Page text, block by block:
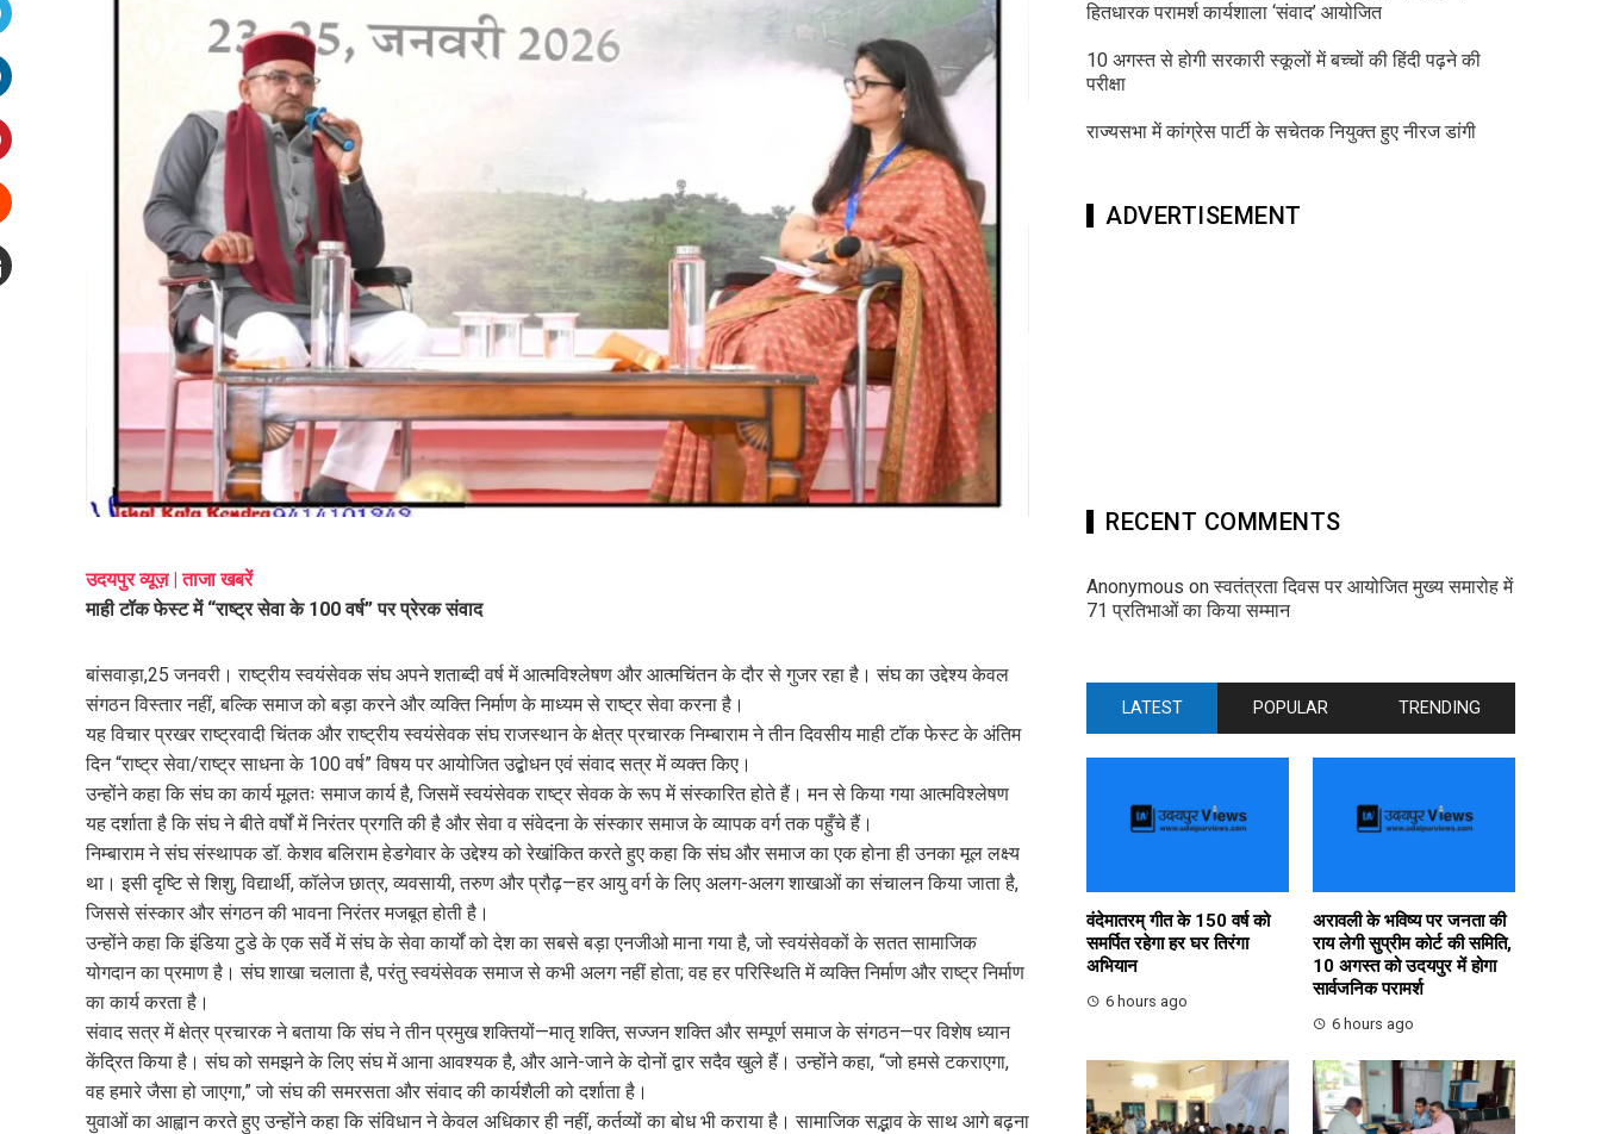
उदयपुर व्यूज़ | ताजा खबरें
माही टॉक फेस्ट में “राष्ट्र सेवा के 100 वर्ष” पर प्रेरक संवाद
बांसवाड़ा,25 जनवरी। राष्ट्रीय स्वयंसेवक संघ अपने शताब्दी वर्ष में आत्मविश्लेषण और आत्मचिंतन के दौर से गुजर रहा है। संघ का उद्देश्य केवल
संगठन विस्तार नहीं, बल्कि समाज को बड़ा करने और व्यक्ति निर्माण के माध्यम से राष्ट्र सेवा करना है।
यह विचार प्रखर राष्ट्रवादी चिंतक और राष्ट्रीय स्वयंसेवक संघ राजस्थान के क्षेत्र प्रचारक निम्बाराम ने तीन दिवसीय माही टॉक फेस्ट के अंतिम
दिन “राष्ट्र सेवा/राष्ट्र साधना के 100 वर्ष” विषय पर आयोजित उद्बोधन एवं संवाद सत्र में व्यक्त किए।
उन्होंने कहा कि संघ का कार्य मूलतः समाज कार्य है, जिसमें स्वयंसेवक राष्ट्र सेवक के रूप में संस्कारित होते हैं। मन से किया गया आत्मविश्लेषण
यह दर्शाता है कि संघ ने बीते वर्षों में निरंतर प्रगति की है और सेवा व संवेदना के संस्कार समाज के व्यापक वर्ग तक पहुँचे हैं।
निम्बाराम ने संघ संस्थापक डॉ. केशव बलिराम हेडगेवार के उद्देश्य को रेखांकित करते हुए कहा कि संघ और समाज का एक होना ही उनका मूल लक्ष्य
था। इसी दृष्टि से शिशु, विद्यार्थी, कॉलेज छात्र, व्यवसायी, तरुण और प्रौढ़—हर आयु वर्ग के लिए अलग-अलग शाखाओं का संचालन किया जाता है,
जिससे संस्कार और संगठन की भावना निरंतर मजबूत होती है।
उन्होंने कहा कि इंडिया टुडे के एक सर्वे में संघ के सेवा कार्यों को देश का सबसे बड़ा एनजीओ माना गया है, जो स्वयंसेवकों के सतत सामाजिक
योगदान का प्रमाण है। संघ शाखा चलाता है, परंतु स्वयंसेवक समाज से कभी अलग नहीं होता; वह हर परिस्थिति में व्यक्ति निर्माण और राष्ट्र निर्माण
का कार्य करता है।
संवाद सत्र में क्षेत्र प्रचारक ने बताया कि संघ ने तीन प्रमुख शक्तियों—मातृ शक्ति, सज्जन शक्ति और सम्पूर्ण समाज के संगठन—पर विशेष ध्यान
केंद्रित किया है। संघ को समझने के लिए संघ में आना आवश्यक है, और आने-जाने के दोनों द्वार सदैव खुले हैं। उन्होंने कहा, “जो हमसे टकराएगा,
वह हमारे जैसा हो जाएगा,” जो संघ की समरसता और संवाद की कार्यशैली को दर्शाता है।
युवाओं का आह्वान करते हुए उन्होंने कहा कि संविधान ने केवल अधिकार ही नहीं, कर्तव्यों का बोध भी कराया है। सामाजिक सद्भाव के साथ आगे बढ़ना
हितधारक परामर्श कार्यशाला ‘संवाद’ आयोजित
10 अगस्त से होगी सरकारी स्कूलों में बच्चों की हिंदी पढ़ने की
परीक्षा
राज्यसभा में कांग्रेस पार्टी के सचेतक नियुक्त हुए नीरज डांगी
ADVERTISEMENT
RECENT COMMENTS
Anonymous onस्वतंत्रता दिवस पर आयोजित मुख्य समारोह में
71 प्रतिभाओं का किया सम्मान
LATEST POPULAR TRENDING
वंदेमातरम् गीत के 150 वर्ष को
समर्पित रहेगा हर घर तिरंगा
अभियान
6 hours ago
अरावली के भविष्य पर जनता की
राय लेगी सुप्रीम कोर्ट की समिति,
10 अगस्त को उदयपुर में होगा
सार्वजनिक परामर्श
6 hours ago